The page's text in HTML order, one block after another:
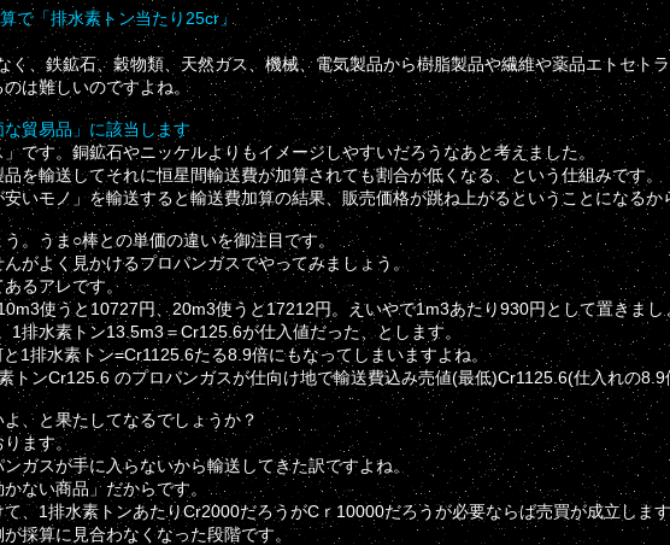
で「排水素トン当たり25cr」
く、鉄鉱石、穀物類、天然ガス、機械、電気製品から樹脂製品や繊維や薬品エトセト
は難しいのですよね。
貿易品」に該当します
です。銅鉱石やニッケルよりもイメージしやすいだろうなあと考えました。
を輸送してそれに恒星間輸送費が加算されても割合が低くなる、という仕組みです。
いモノ」を輸送すると輸送費加算の結果、販売価格が跳ね上がるということになるか
。うま○棒との単価の違いを御注目です。
がよく見かけるプロパンガスでやってみましょう。
るアレです。
使うと10727円、20m3使うと17212円。えいやで1m3あたり930円として置きまし
排水素トン13.5m3＝Cr125.6が仕入値だった、とします。
1排水素トン=Cr1125.6たる8.9倍にもなってしまいますよね。
トンCr125.6 のプロパンガスが仕向け地で輸送費込み売値(最低)Cr1125.6(仕入れの8.9
、と果たしてなるでしょうか？
ます。
ガスが手に入らないから輸送してきた訳ですよね。
ない商品」だからです。
、1排水素トンあたりCr2000だろうがCｒ10000だろうが必要ならば売買が成立しま
採算に見合わなくなった段階です。